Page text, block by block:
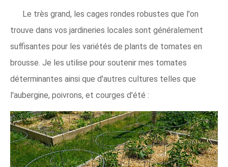
Le très grand, les cages rondes robustes que l'on
trouve dans vos jardineries locales sont généralement
suffisantes pour les variétés de plants de tomates en
brousse. Je les utilise pour soutenir mes tomates
déterminantes ainsi que d'autres cultures telles que
l'aubergine, poivrons, et courges d'été :